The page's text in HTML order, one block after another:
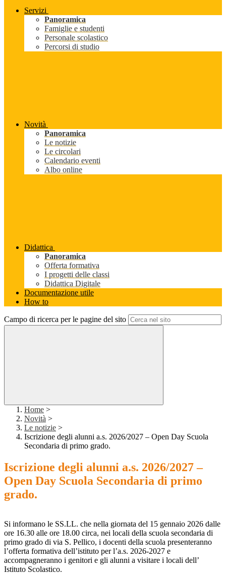
Servizi
Panoramica
Famiglie e studenti
Personale scolastico
Percorsi di studio
Novità
Panoramica
Le notizie
Le circolari
Calendario eventi
Albo online
Didattica
Panoramica
Offerta formativa
I progetti delle classi
Didattica Digitale
Documentazione utile
How to
Campo di ricerca per le pagine del sito
Home >
Novità >
Le notizie >
Iscrizione degli alunni a.s. 2026/2027 – Open Day Scuola
Secondaria di primo grado.
Iscrizione degli alunni a.s. 2026/2027 –
Open Day Scuola Secondaria di primo
grado.
Si informano le SS.LL. che nella giornata del 15 gennaio 2026 dalle
ore 16.30 alle ore 18.00 circa, nei locali della scuola secondaria di
primo grado di via S. Pellico, i docenti della scuola presenteranno
l’offerta formativa dell’istituto per l’a.s. 2026-2027 e
accompagneranno i genitori e gli alunni a visitare i locali dell’
Istituto Scolastico.